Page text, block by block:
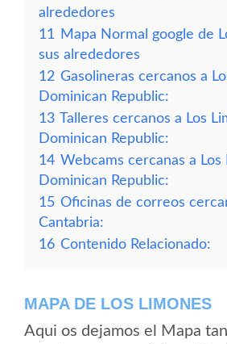
alrededores
11
Mapa Normal google de
sus alrededores
12 Gasolineras cercanos a
Dominican Republic:
13 Talleres cercanos a Los
Dominican Republic:
14 Webcams cercanas a Los
Dominican Republic:
15 Oficinas de correos
Cantabria:
16 Contenido Relacionado:
MAPA DE LOS LIMONES
Aqui os dejamos el Mapa